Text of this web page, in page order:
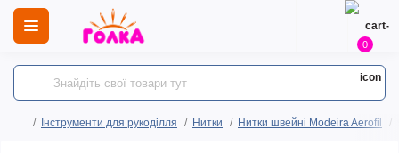
0
Інструменти для рукоділля Нитки Нитки швейні Modeira Aerofil